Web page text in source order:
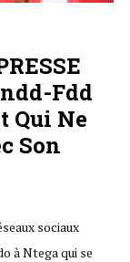
Fdd
Qui Ne
Son
sociaux
à Ntega qui se